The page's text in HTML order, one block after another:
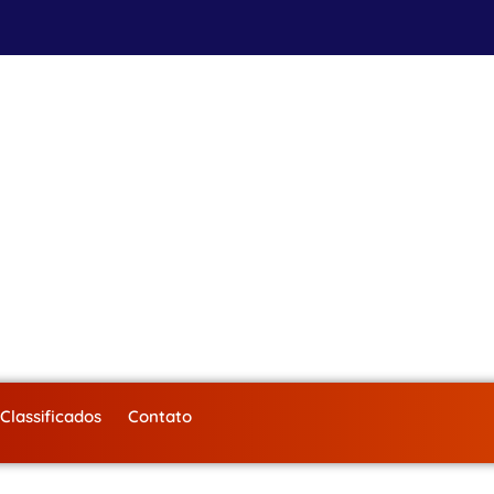
Classificados Contato